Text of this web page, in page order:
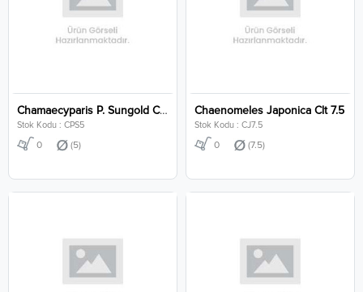
Chamaecyparis P. Sungold Clt 5
Stok Kodu : CPS5
0 (5)
Chaenomeles Japonica Clt 7.5
Stok Kodu : CJ7.5
0 (7.5)